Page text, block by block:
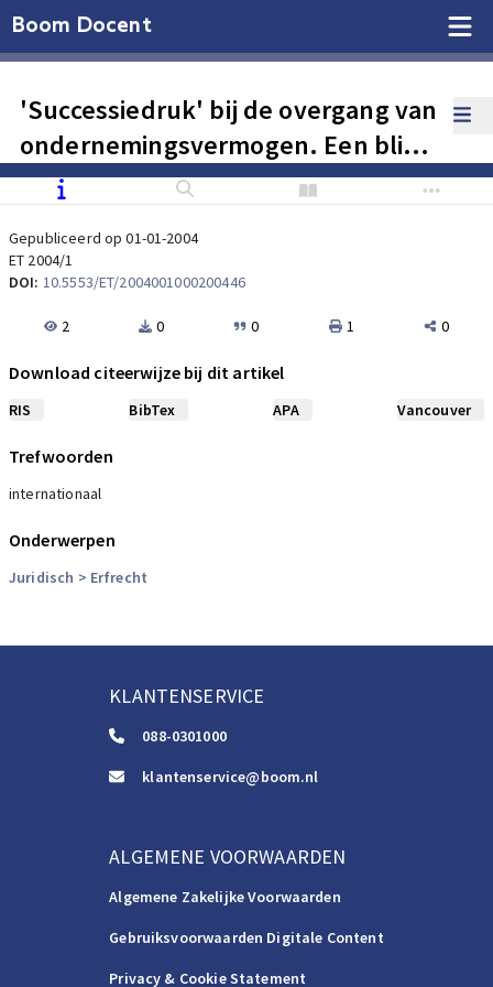
Boom Docent
'Successiedruk' bij de overgang van
ondernemingsvermogen. Een blik
over de grenzen!
Gepubliceerd op 01-01-2004
ET 2004/1
DOI: 10.5553/ET/2004001000200446
2 0 0 1 0
Download citeerwijze bij dit artikel
RIS BibTex APA Vancouver
Trefwoorden
internationaal
Onderwerpen
Juridisch > Erfrecht
KLANTENSERVICE
088-0301000
klantenservice@boom.nl
ALGEMENE VOORWAARDEN
Algemene Zakelijke Voorwaarden
Gebruiksvoorwaarden Digitale Content
Privacy & Cookie Statement